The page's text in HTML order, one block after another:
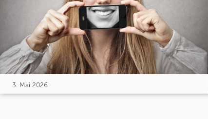
3. Mai 2026